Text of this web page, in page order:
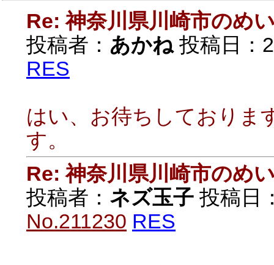
Re: 神奈川県川崎市のめ
投稿者： あかね投稿日：
RES
はい、お待ちしておりま
す。
Re: 神奈川県川崎市のめ
投稿者： ネズ玉子 投稿日
No.211230 RES